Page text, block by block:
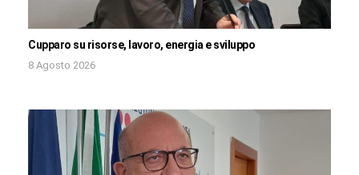
Cupparo su risorse, lavoro, energia e sviluppo
8 Agosto 2026